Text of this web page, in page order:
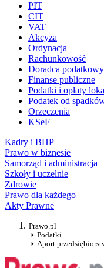
PIT
CIT
VAT
Akcyza
Ordynacja
Rachunkowość
Doradca podatkowy
Finanse publiczne
Podatki i opłaty
Podatek od
Orzeczenia
KSeF
Kadry i BHP
Prawo w biznesie
Samorząd i administracja
Szkoły i uczelnie
Zdrowie
Prawo dla każdego
Akty Prawne
Prawo.pl
Podatki
Aport